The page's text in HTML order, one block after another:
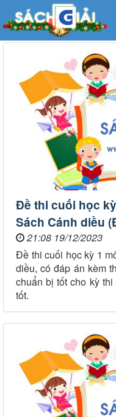
Đề thi cuối học
Sách Cánh diều
21:08 19/12/2023
Đề thi cuối học kỳ 1
diều, có đáp án kèm
chuẩn bị tốt cho kỳ
tốt.